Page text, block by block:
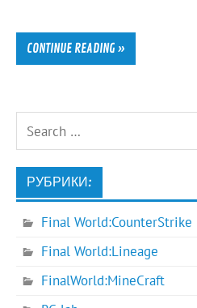
CONTINUE READING »
РУБРИКИ:
Final World:CounterStrike
Final World:Lineage
FinalWorld:MineCraft